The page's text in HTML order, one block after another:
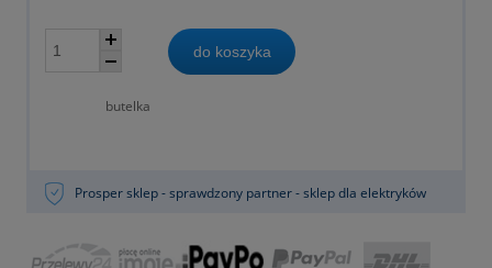
butelka
do koszyka
Prosper sklep - sprawdzony partner - sklep dla elektryków